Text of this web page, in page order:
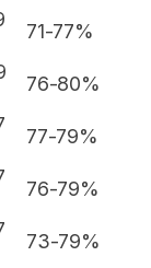
71-77%
76-80%
77-79%
76-79%
73-79%